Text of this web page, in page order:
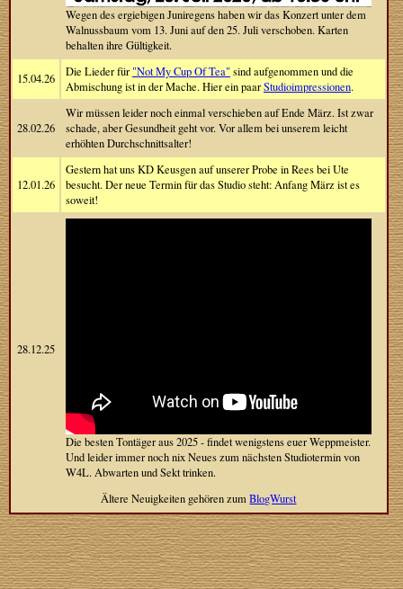
Wegen des ergiebigen Juniregens haben wir das Konzert unter dem
Walnussbaum vom 13. Juni auf den 25. Juli verschoben. Karten
behalten ihre Gültigkeit.
15.04.26 Die Lieder für "Not My Cup Of Tea" sind aufgenommen und die
Abmischung ist in der Mache. Hier ein paarStudioimpressionen.
28.02.26
Wir müssen leider noch einmal verschieben auf Ende März. Ist zwar
schade, aber Gesundheit geht vor. Vor allem bei unserem leicht
erhöhten Durchschnittsalter!
12.01.26
Gestern hat uns KD Keusgen auf unserer Probe in Rees bei Ute
besucht. Der neue Termin für das Studio steht: Anfang März ist es
soweit!
28.12.25
Die besten Tontäger aus 2025 - findet wenigstens euer Weppmeister.
Und leider immer noch nix Neues zum nächsten Studiotermin von
W4L. Abwarten und Sekt trinken.
Ältere Neuigkeiten gehören zumBlogWurst